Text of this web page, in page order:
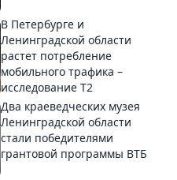
В Петербурге и
Ленинградской области
растет потребление
мобильного трафика –
исследование T2
Два краеведческих музея
Ленинградской области
стали победителями
грантовой программы ВТБ